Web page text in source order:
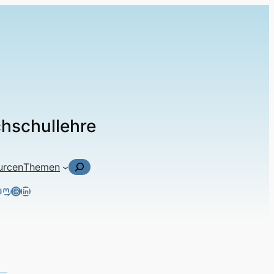
Themen Suchen
Mastodon
Threads
LinkedIn